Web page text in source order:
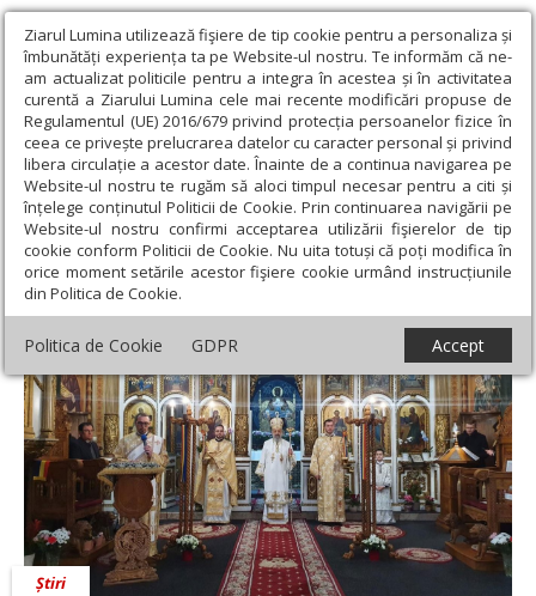
Ziarul Lumina utilizează fişiere de tip cookie pentru a personaliza și
îmbunătăți experiența ta pe Website-ul nostru. Te informăm că ne-
am actualizat politicile pentru a integra în acestea și în activitatea
curentă a Ziarului Lumina cele mai recente modificări propuse de
Regulamentul (UE) 2016/679 privind protecția persoanelor fizice în
ceea ce privește prelucrarea datelor cu caracter personal și privind
libera circulație a acestor date. Înainte de a continua navigarea pe
Website-ul nostru te rugăm să aloci timpul necesar pentru a citi și
înțelege conținutul Politicii de Cookie. Prin continuarea navigării pe
Website-ul nostru confirmi acceptarea utilizării fişierelor de tip
cookie conform Politicii de Cookie. Nu uita totuși că poți modifica în
orice moment setările acestor fişiere cookie urmând instrucțiunile
din Politica de Cookie.
Politica de Cookie GDPR Accept
Ziarul Lumina › Actualitate religioasă › Știri › Liturghie
arhierească la Târgu Mureș
Liturghie arhierească la Târgu Mureș
Știri